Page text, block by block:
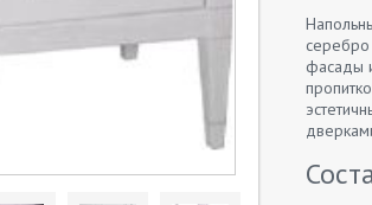
серебро
фасады